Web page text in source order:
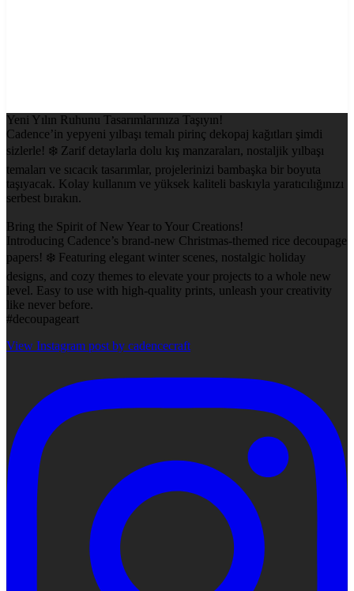
Yeni Yılın Ruhunu Tasarımlarınıza Taşıyın!
Cadence’in yepyeni yılbaşı temalı pirinç dekopaj kağıtları şimdi
sizlerle! ❄️ Zarif detaylarla dolu kış manzaraları, nostaljik yılbaşı
temaları ve sıcacık tasarımlar, projelerinizi bambaşka bir boyuta
taşıyacak. Kolay kullanım ve yüksek kaliteli baskıyla yaratıcılığınızı
serbest bırakın.
Bring the Spirit of New Year to Your Creations!
Introducing Cadence’s brand-new Christmas-themed rice decoupage
papers! ❄️ Featuring elegant winter scenes, nostalgic holiday
designs, and cozy themes to elevate your projects to a whole new
level. Easy to use with high-quality prints, unleash your creativity
like never before.
#decoupageart
View Instagram post by cadencecraft